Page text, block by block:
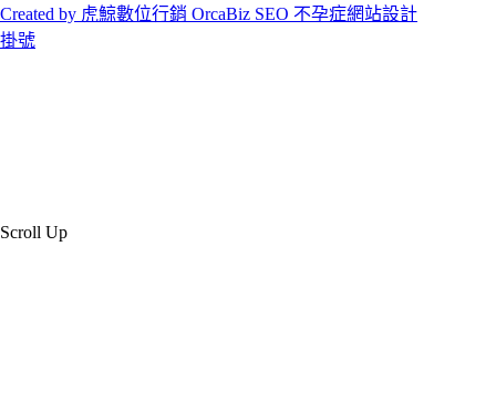
Created by 虎鯨數位行銷 OrcaBiz SEO 不孕症網站設計
掛號
Scroll Up